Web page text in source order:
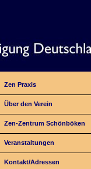
Zen Praxis
Über den Verein
Zen-Zentrum Schönböken
Veranstaltungen
Kontakt/Adressen